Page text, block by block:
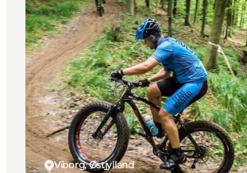
Viborg, Østjylland